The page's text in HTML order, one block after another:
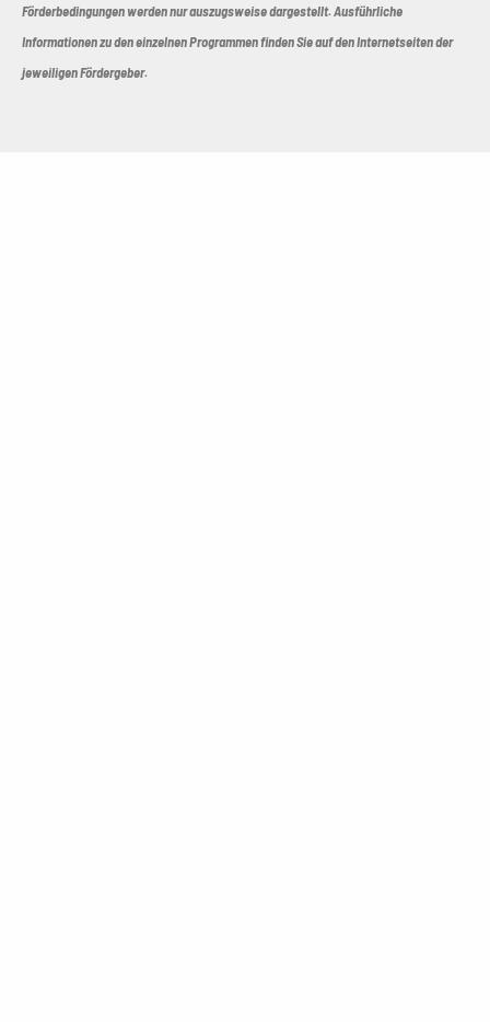
Förderbedingungen werden nur auszugsweise dargestellt. Ausführliche
Informationen zu den einzelnen Programmen finden Sie auf den Internetseiten der
jeweiligen Fördergeber.